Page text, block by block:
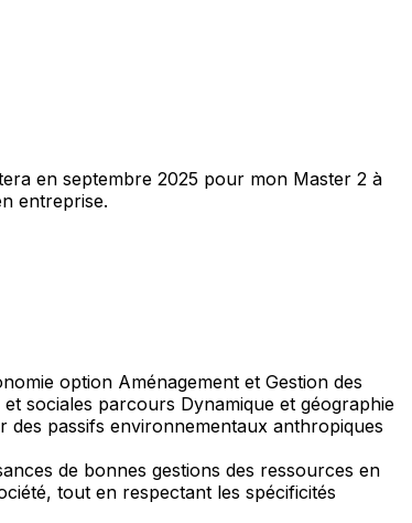
en septembre 2025 pour mon Master 2 à
entreprise.
option Aménagement et Gestion des
sociales parcours Dynamique et géographie
des passifs environnementaux anthropiques
de bonnes gestions des ressources en
tout en respectant les spécificités